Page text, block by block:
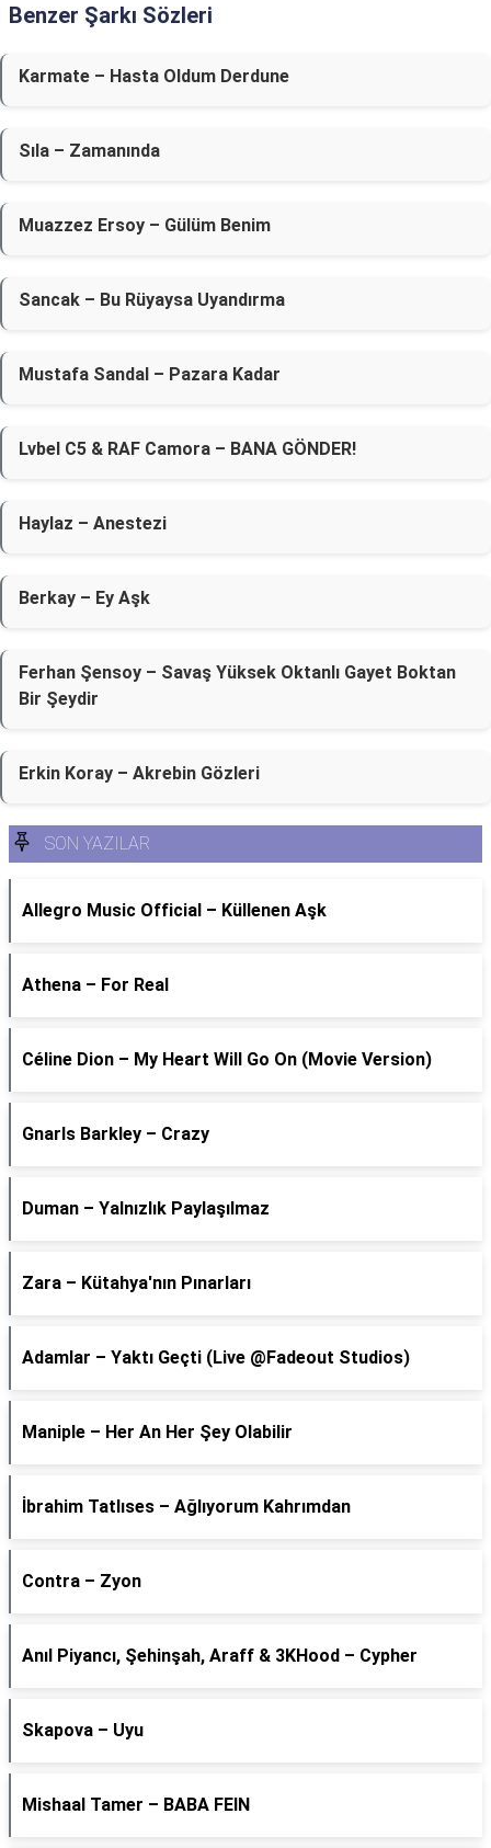
Benzer Şarkı Sözleri
Karmate – Hasta Oldum Derdune
Sıla – Zamanında
Muazzez Ersoy – Gülüm Benim
Sancak – Bu Rüyaysa Uyandırma
Mustafa Sandal – Pazara Kadar
Lvbel C5 & RAF Camora – BANA GÖNDER!
Haylaz – Anestezi
Berkay – Ey Aşk
Ferhan Şensoy – Savaş Yüksek Oktanlı Gayet Boktan
Bir Şeydir
Erkin Koray – Akrebin Gözleri
SON YAZILAR
Allegro Music Official – Küllenen Aşk
Athena – For Real
Céline Dion – My Heart Will Go On (Movie Version)
Gnarls Barkley – Crazy
Duman – Yalnızlık Paylaşılmaz
Zara – Kütahya'nın Pınarları
Adamlar – Yaktı Geçti (Live @Fadeout Studios)
Maniple – Her An Her Şey Olabilir
İbrahim Tatlıses – Ağlıyorum Kahrımdan
Contra – Zyon
Anıl Piyancı, Şehinşah, Araff & 3KHood – Cypher
Skapova – Uyu
Mishaal Tamer – BABA FEIN